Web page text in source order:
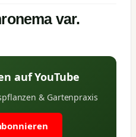
var.
auf YouTube
& Gartenpraxis